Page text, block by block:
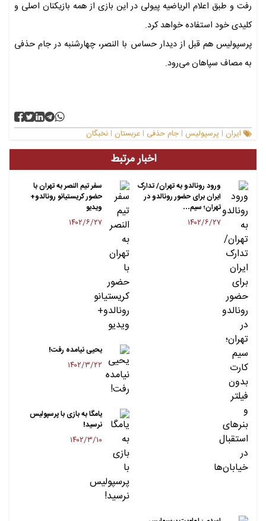
رفت و طبق اعلام الریاضیه پیولی در این بازی از همه بازیکنان اصلی و
کلیدی خود استفاده خواهد کرد.
پرسپولیس هم قبل از دیدار حساس با النصر، چهارشنبه در جام حذفی
به مصاف سپاهان می‌رود.
ایران | پرسپولیس | جام حذفی | عربستان | نخبگان
اخبار مرتبط
ورود رونالدو به تهران/ تدارک
ایران برای حضور رونالدو در
تهران؛ سیم…
۱۴۰۲/۶/۲۷
سفر تیم النصر به تهران با
حضور کریستیانو رونالدو+
ویدیو
۱۴۰۲/۶/۲۷
یحیی نیامده رفت!
۱۴۰۲/۳/۲۲
یامگا به بازی با پرسپولیس
نرسید!
۱۴۰۲/۳/۱۰